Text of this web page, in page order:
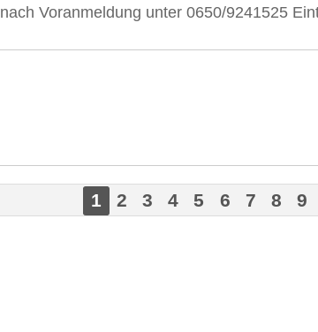
nach Voranmeldung unter 0650/9241525
1 2 3 4 5 6 7 8 9